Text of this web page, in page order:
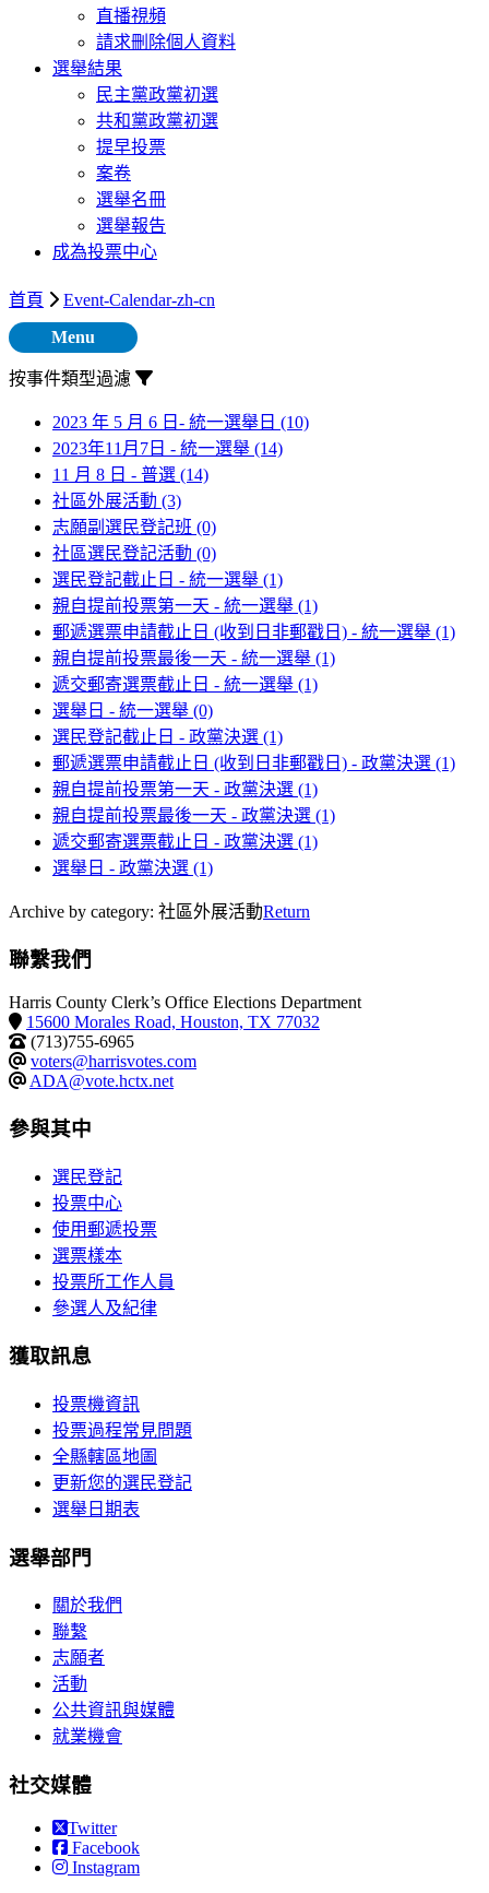
直播視頻
請求刪除個人資料
選舉結果
民主黨政黨初選
共和黨政黨初選
提早投票
案卷
選舉名冊
選舉報告
成為投票中心
首頁
Event-Calendar-zh-cn
Menu
按事件類型過濾
2023 年 5 月 6 日- 統一選舉日 (10)
2023年11月7日 - 統一選舉 (14)
11 月 8 日 - 普選 (14)
社區外展活動 (3)
志願副選民登記班 (0)
社區選民登記活動 (0)
選民登記截止日 - 統一選舉 (1)
親自提前投票第一天 - 統一選舉 (1)
郵遞選票申請截止日 (收到日非郵戳日) - 統一選舉 (1)
親自提前投票最後一天 - 統一選舉 (1)
遞交郵寄選票截止日 - 統一選舉 (1)
選舉日 - 統一選舉 (0)
選民登記截止日 - 政黨決選 (1)
郵遞選票申請截止日 (收到日非郵戳日) - 政黨決選 (1)
親自提前投票第一天 - 政黨決選 (1)
親自提前投票最後一天 - 政黨決選 (1)
遞交郵寄選票截止日 - 政黨決選 (1)
選舉日 - 政黨決選 (1)
Archive by category: 社區外展活動Return
聯繫我們
Harris County Clerk’s Office Elections Department
15600 Morales Road, Houston, TX 77032
(713)755-6965
voters@harrisvotes.com
ADA@vote.hctx.net
參與其中
選民登記
投票中心
使用郵遞投票
選票樣本
投票所工作人員
參選人及紀律
獲取訊息
投票機資訊
投票過程常見問題
全縣轄區地圖
更新您的選民登記
選舉日期表
選舉部門
關於我們
聯繫
志願者
活動
公共資訊與媒體
就業機會
社交媒體
Twitter
Facebook
Instagram